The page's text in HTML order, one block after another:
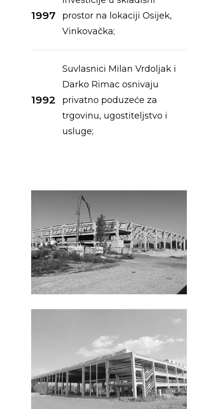
1997
prostor na lokaciji Osijek,
Vinkovačka;
1992
Suvlasnici Milan Vrdoljak i
Darko Rimac osnivaju
privatno poduzeće za
trgovinu, ugostiteljstvo i
usluge;
Povijest
Karijere
Transport
Skladištenje
Novosti
Kontakt
Prodaja vozila
HR
Kudeljara 1 a
31326 Darda,
Transport:031 562
Uprava:031 562 255
E-mail: